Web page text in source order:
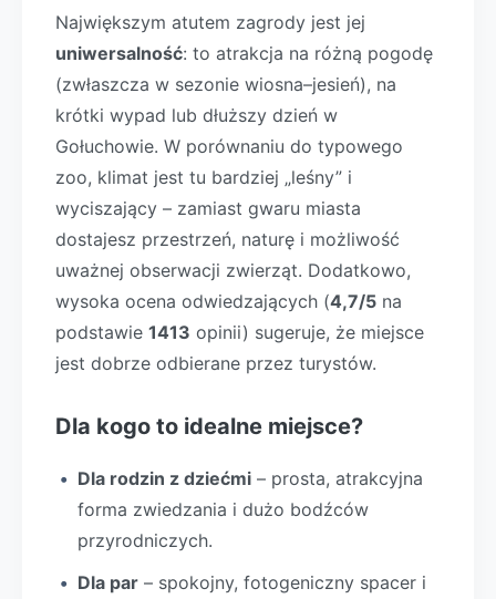
Największym atutem zagrody jest jej
uniwersalność: to atrakcja na różną pogodę
(zwłaszcza w sezonie wiosna–jesień), na
krótki wypad lub dłuższy dzień w
Gołuchowie. W porównaniu do typowego
zoo, klimat jest tu bardziej „leśny” i
wyciszający – zamiast gwaru miasta
dostajesz przestrzeń, naturę i możliwość
uważnej obserwacji zwierząt. Dodatkowo,
wysoka ocena odwiedzających (4,7/5 na
podstawie 1413 opinii) sugeruje, że miejsce
jest dobrze odbierane przez turystów.
Dla kogo to idealne miejsce?
Dla rodzin z dziećmi – prosta, atrakcyjna
forma zwiedzania i dużo bodźców
przyrodniczych.
Dla par – spokojny, fotogeniczny spacer i